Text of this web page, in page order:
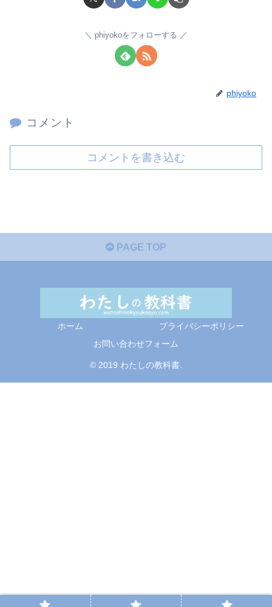
phiyokoをフォローする
phiyoko
コメント
コメントを書き込む
PAGE TOP
ホーム
プライバシーポリシー
お問い合わせフォーム
© 2019 わたしの教科書.